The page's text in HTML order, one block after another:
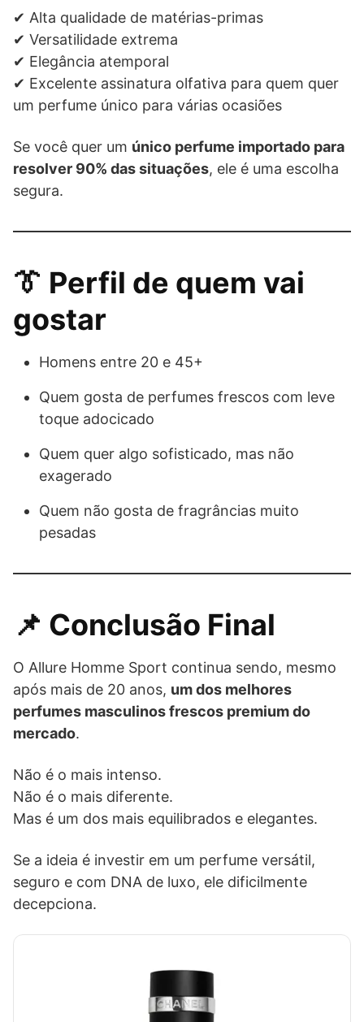
✔ Alta qualidade de matérias-primas
✔ Versatilidade extrema
✔ Elegância atemporal
✔ Excelente assinatura olfativa para quem quer
um perfume único para várias ocasiões
Se você quer um único perfume importado para
resolver 90% das situações, ele é uma escolha
segura.
👔 Perfil de quem vai
gostar
Homens entre 20 e 45+
Quem gosta de perfumes frescos com leve
toque adocicado
Quem quer algo sofisticado, mas não
exagerado
Quem não gosta de fragrâncias muito
pesadas
📌 Conclusão Final
O Allure Homme Sport continua sendo, mesmo
após mais de 20 anos, um dos melhores
perfumes masculinos frescos premium do
mercado.
Não é o mais intenso.
Não é o mais diferente.
Mas é um dos mais equilibrados e elegantes.
Se a ideia é investir em um perfume versátil,
seguro e com DNA de luxo, ele dificilmente
decepciona.